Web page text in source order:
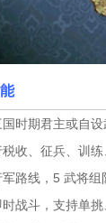
时期君主或自
收、征兵、训
路线，5 武将组
战斗，支持单